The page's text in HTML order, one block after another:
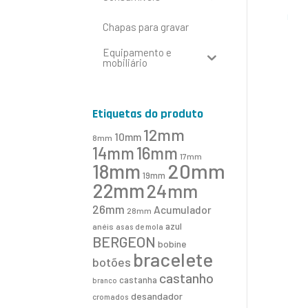
Chapas para gravar
Equipamento e
mobiliário
Etiquetas do produto
8mm 10mm 12mm
14mm16mm 17mm
18mm 19mm 20mm
22mm24mm
26mm 28mm Acumulador
anéis asas de mola azul
BERGEON bobine
botões bracelete
branco castanha castanho
cromados desandador